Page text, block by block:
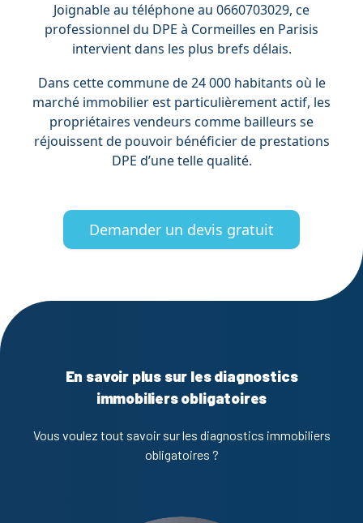
Joignable au téléphone au 0660703029, ce
professionnel du DPE à Cormeilles en Parisis
intervient dans les plus brefs délais.
Dans cette commune de 24 000 habitants où le
marché immobilier est particulièrement actif, les
propriétaires vendeurs comme bailleurs se
réjouissent de pouvoir bénéficier de prestations
DPE d’une telle qualité.
Demander un devis gratuit
En savoir plus sur les diagnostics
immobiliers obligatoires
Vous voulez tout savoir sur les diagnostics immobiliers
obligatoires ?